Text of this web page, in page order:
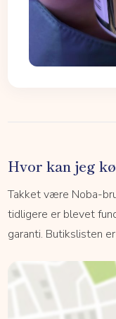
Hvor kan jeg
Takket være Noba-
tidligere er blevet
garanti. Butikslisten